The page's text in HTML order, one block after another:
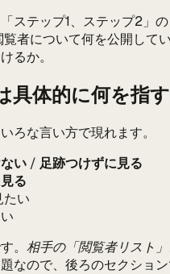
ステップ1、ステップ2」
者について何を公開して
るか。
具体的に何を指
ろな言い方で現れます。
い / 足跡つけずに見る
る
たい
。 相手の「閲覧者リスト
なので、後ろのセクション